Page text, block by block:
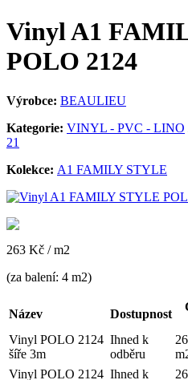
Vinyl A1
POLO 2124
Výrobce: BEAULIEU
Kategorie: VINYL - PVC - LINO
21
Kolekce: A1 FAMILY STYLE
263 Kč / m2
(za balení: 4 m2)
Název Dostupnost
Vinyl POLO 2124
šíře 3m
Ihned k
odběru
Vinyl POLO 2124 Ihned k